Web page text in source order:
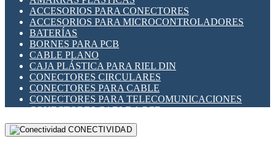
INDICADORES PARA PANEL
INTERFACES DE RELÉ
INTERRUPTORES FIN DE CARRERA
LLAVES CONMUTADORAS
MEDIDORES DE ENERGÍA Y TC'S DE CORRIENTE
MOTORES PASO A PASO
PANTALLAS HMI
PLC -CONTROLADORES LÓGICO PROGRAMABLES
PROGRAMADORES DE HORARIO
RELÉS DE PROTECCIÓN
SENSORES CAPACITIVOS
ACCESORIOS PARA CONECTORES
ACCESORIOS PARA MICROCONTROLADORES
BATERÍAS
BORNES PARA PCB
CABLE PLANO
CAJA PLÁSTICA PARA RIEL DIN
CONECTORES CIRCULARES
CONECTORES PARA CABLE
CONECTORES PARA TELECOMUNICACIONES
CONECTORES CABLE A PCB
CONECTORES PCB A CABLE
DIP SWITCHESCONECTIVIDAD